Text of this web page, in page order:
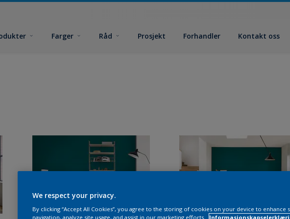
Farger Råd Prosjekt Forhandler Kontakt oss
We respect your privacy.
By clicking “Accept All Cookies”, you agree to the storing of cookies on your device to enhance
navigation, analyze site usage, and assist in our marketing efforts.